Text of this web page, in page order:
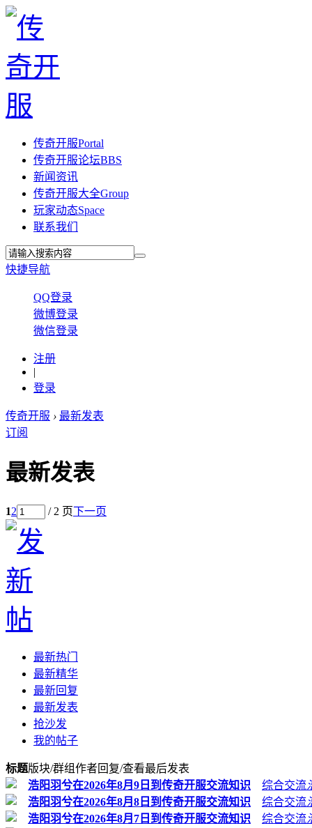
传奇开服Portal
传奇开服论坛BBS
新闻资讯
传奇开服大全Group
玩家动态Space
联系我们
快捷导航
QQ登录
微博登录
微信登录
注册
|
登录
传奇开服 › 最新发表
订阅
最新发表
12 / 2 页下一页
最新热门
最新精华
最新回复
最新发表
抢沙发
我的帖子
标题版块/群组作者回复/查看最后发表
浩阳羽兮在2026年8月9日到传奇开服交流知识
综合交流
浩阳羽兮在2026年8月8日到传奇开服交流知识
综合交流
浩阳羽兮在2026年8月7日到传奇开服交流知识
综合交流